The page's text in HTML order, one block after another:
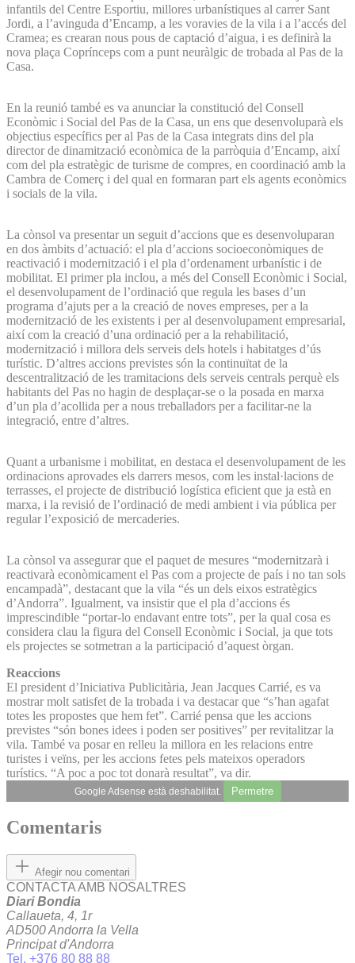
infantils del Centre Esportiu, millores urbanístiques al carrer Sant
Jordi, a l’avinguda d’Encamp, a les voravies de la vila i a l’accés del
Cramea; es crearan nous pous de captació d’aigua, i es definirà la
nova plaça Coprínceps com a punt neuràlgic de trobada al Pas de la
Casa.
En la reunió també es va anunciar la constitució del Consell
Econòmic i Social del Pas de la Casa, un ens que desenvoluparà els
objectius específics per al Pas de la Casa integrats dins del pla
director de dinamització econòmica de la parròquia d’Encamp, així
com del pla estratègic de turisme de compres, en coordinació amb la
Cambra de Comerç i del qual en formaran part els agents econòmics
i socials de la vila.
La cònsol va presentar un seguit d’accions que es desenvoluparan
en dos àmbits d’actuació: el pla d’accions socioeconòmiques de
reactivació i modernització i el pla d’ordenament urbanístic i de
mobilitat. El primer pla inclou, a més del Consell Econòmic i Social,
el desenvolupament de l’ordinació que regula les bases d’un
programa d’ajuts per a la creació de noves empreses, per a la
modernització de les existents i per al desenvolupament empresarial,
així com la creació d’una ordinació per a la rehabilitació,
modernització i millora dels serveis dels hotels i habitatges d’ús
turístic. D’altres accions previstes són la continuïtat de la
descentralització de les tramitacions dels serveis centrals perquè els
habitants del Pas no hagin de desplaçar-se o la posada en marxa
d’un pla d’acollida per a nous treballadors per a facilitar-ne la
integració, entre d’altres.
Quant a urbanisme i mobilitat, en destaca el desenvolupament de les
ordinacions aprovades els darrers mesos, com les instal·lacions de
terrasses, el projecte de distribució logística eficient que ja està en
marxa, i la revisió de l’ordinació de medi ambient i via pública per
regular l’exposició de mercaderies.
La cònsol va assegurar que el paquet de mesures “modernitzarà i
reactivarà econòmicament el Pas com a projecte de país i no tan sols
encampadà”, destacant que la vila “és un dels eixos estratègics
d’Andorra”. Igualment, va insistir que el pla d’accions és
imprescindible “portar-lo endavant entre tots”, per la qual cosa es
considera clau la figura del Consell Econòmic i Social, ja que tots
els projectes se sotmetran a la participació d’aquest òrgan.
Reaccions
El president d’Iniciativa Publicitària, Jean Jacques Carrié, es va
mostrar molt satisfet de la trobada i va destacar que “s’han agafat
totes les propostes que hem fet”. Carrié pensa que les accions
previstes “són bones idees i poden ser positives” per revitalitzar la
vila. També va posar en relleu la millora en les relacions entre
turistes i veïns, per les accions fetes pels mateixos operadors
turístics. “A poc a poc tot donarà resultat”, va dir.
Google Adsense està deshabilitat. Permetre
Comentaris
Afegir nou comentari
CONTACTA AMB NOSALTRES
Diari Bondia
Callaueta, 4, 1r
AD500 Andorra la Vella
Principat d'Andorra
Tel. +376 80 88 88